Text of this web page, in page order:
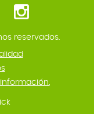
reservados.